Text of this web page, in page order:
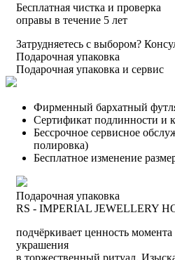
Бесплатная чистка и проверка
оправы в течение 5 лет
Затрудняетесь с выбором?
Подарочная упаковка
Подарочная упаковка и сервис
Фирменный бархатный
Сертификат подлинности и
Бессрочное сервисное
полировка)
Бесплатное изменение
Подарочная упаковка
RS - IMPERIAL JEWELLERY
подчёркивает ценность
украшения
в торжественный ритуал.